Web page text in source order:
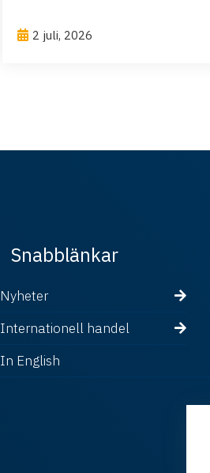
2 juli, 2026
Snabblänkar
Nyheter
Internationell handel
In English